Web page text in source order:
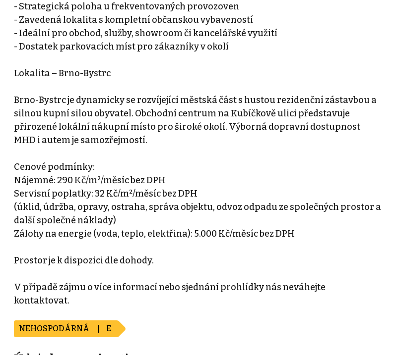
- Strategická poloha u frekventovaných provozoven
- Zavedená lokalita s kompletní občanskou vybaveností
- Ideální pro obchod, služby, showroom či kancelářské využití
- Dostatek parkovacích míst pro zákazníky v okolí
Lokalita – Brno-Bystrc
Brno-Bystrc je dynamicky se rozvíjející městská část s hustou rezidenční zástavbou a
silnou kupní silou obyvatel. Obchodní centrum na Kubíčkově ulici představuje
přirozené lokální nákupní místo pro široké okolí. Výborná dopravní dostupnost
MHD i autem je samozřejmostí.
Cenové podmínky:
Nájemné: 290 Kč/m²/měsíc bez DPH
Servisní poplatky: 32 Kč/m²/měsíc bez DPH
(úklid, údržba, opravy, ostraha, správa objektu, odvoz odpadu ze společných prostor a
další společné náklady)
Zálohy na energie (voda, teplo, elektřina): 5.000 Kč/měsíc bez DPH
Prostor je k dispozici dle dohody.
V případě zájmu o více informací nebo sjednání prohlídky nás neváhejte
kontaktovat.
NEHOSPODÁRNÁ E